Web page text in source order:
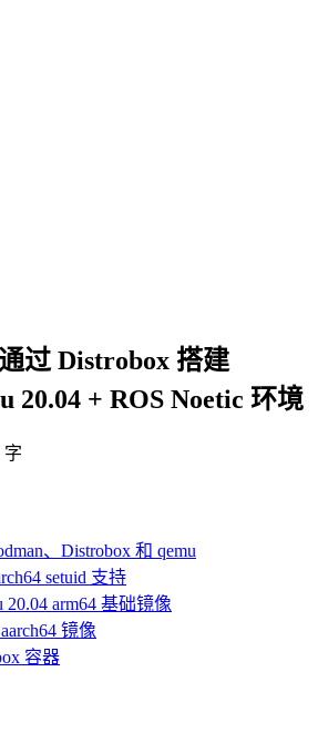
过 Distrobox 搭建
20.04 + ROS Noetic 环境
字
、Distrobox 和 qemu
setuid 支持
arm64 基础镜像
镜像
容器